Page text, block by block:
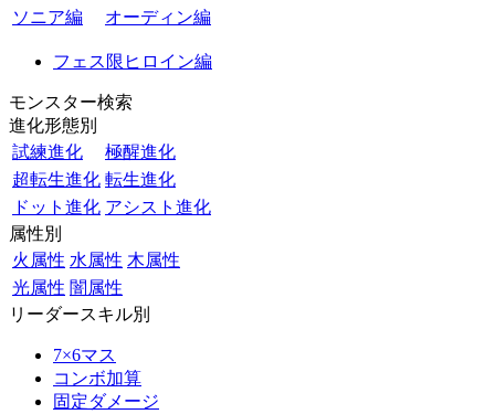
ソニア編
オーディン編
フェス限ヒロイン編
モンスター検索
進化形態別
試練進化
極醒進化
超転生進化 転生進化
ドット進化 アシスト進化
属性別
火属性 水属性 木属性
光属性 闇属性
リーダースキル別
7×6マス
コンボ加算
固定ダメージ